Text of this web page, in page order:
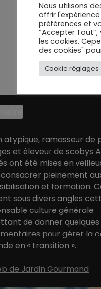
atypique, ramasseur de
et éleveur de scobys
ont été mises en
pleinement
et formation.
sous divers angles
culture générale
de donner quelques
pour gérer la
en « transition ».
de Jardin Gourmand
Nous utilisons
offrir
préférences et
“Accepter
les cookies.
des cookies"
Cookie réglages